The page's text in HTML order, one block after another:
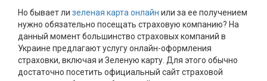
Но бывает ли зеленая карта онлайн или за ее получением
нужно обязательно посещать страховую компанию? На
данный момент большинство страховых компаний в
Украине предлагают услугу онлайн-оформления
страховки, включая и Зеленую карту. Для этого обычно
достаточно посетить официальный сайт страховой